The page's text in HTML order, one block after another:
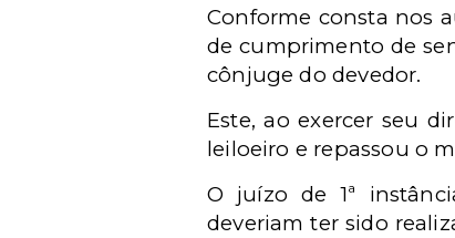
Conforme consta nos
de cumprimento de
cônjuge do devedor.
Este, ao exercer seu
leiloeiro e repassou o
O juízo de 1ª
deveriam ter sido